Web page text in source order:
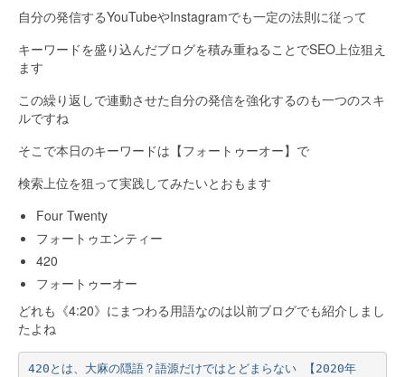
自分の発信するYouTubeやInstagramでも一定の法則に従って
キーワードを盛り込んだブログを積み重ねることでSEO上位狙え
ます
この繰り返しで連動させた自分の発信を強化するのも一つのスキ
ルですね
そこで本日のキーワードは【フォートゥーオー】で
検索上位を狙って実践してみたいとおもます
Four Twenty
フォートゥエンティー
420
フォートゥーオー
どれも《4:20》にまつわる用語なのは以前ブログでも紹介しまし
たよね
420とは、大麻の隠語？語源だけではとどまらない 【2020年